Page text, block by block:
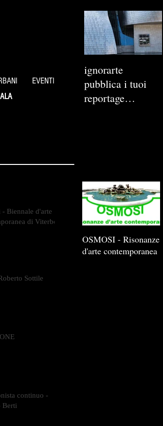
EVENTI
ignorarte
pubblica i tuoi
reportage
- Biennale d'arte
di Viterbo
Sottile
continuo -
Berti
OSMOSI - Risonanze
d'arte contemporanea